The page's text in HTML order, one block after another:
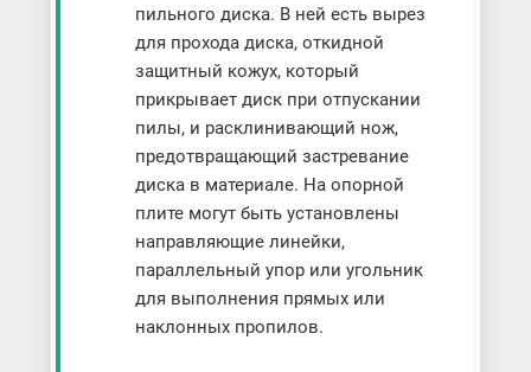
пильного диска. В ней есть вырез
для прохода диска, откидной
защитный кожух, который
прикрывает диск при отпускании
пилы, и расклинивающий нож,
предотвращающий застревание
диска в материале. На опорной
плите могут быть установлены
направляющие линейки,
параллельный упор или угольник
для выполнения прямых или
наклонных пропилов.